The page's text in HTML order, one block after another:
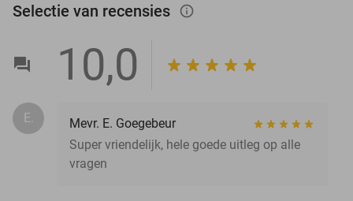
Selectie van recensies info_outlined
10,0
E.
Mevr. E. Goegebeur
Super vriendelijk, hele goede uitleg op alle
vragen